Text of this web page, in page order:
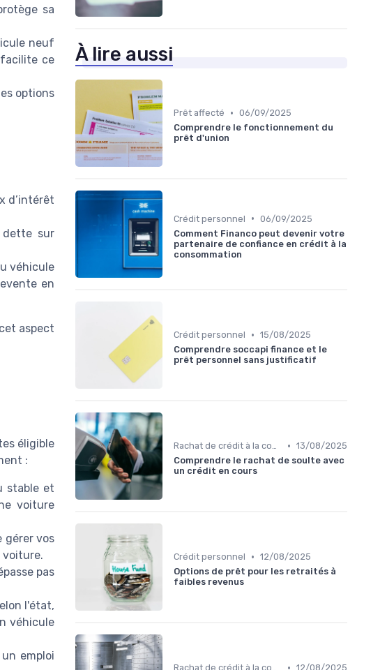
sa
neuf
ce
options
d’intérêt
dette sur
véhicule
en
aspect
éligible
:
stable et
voiture
gérer vos
voiture.
pas
l'état,
véhicule
emploi
À lire aussi
Prêt affecté • 06/09/2025
Comprendre le fonctionnement du
prêt d'union
Crédit personnel • 06/09/2025
Comment Financo peut devenir votre
partenaire de confiance en crédit à la
consommation
Crédit personnel • 15/08/2025
Comprendre soccapi finance et le
prêt personnel sans justificatif
Rachat de crédit à la consommation • 13/08/2025
Comprendre le rachat de soulte avec
un crédit en cours
Crédit personnel • 12/08/2025
Options de prêt pour les retraités à
faibles revenus
Rachat de crédit à la consommation
12/08/2025